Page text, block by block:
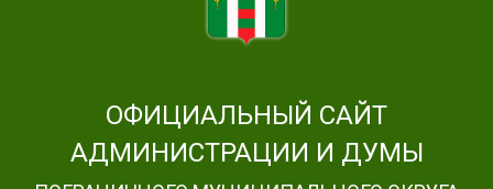
ОФИЦИАЛЬНЫЙ САЙТ
АДМИНИСТРАЦИИ И ДУМЫ